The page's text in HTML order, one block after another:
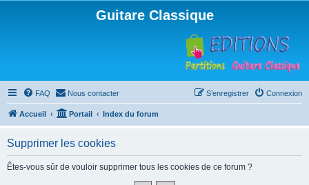
Guitare Classique
FAQ Nous contacter Connexion
S’enregistrer
Accueil Portail Index du forum
Supprimer les cookies
Êtes-vous sûr de vouloir supprimer tous les cookies de ce forum ?